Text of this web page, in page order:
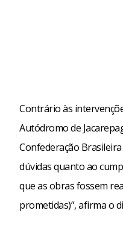
Contrário às
Autódromo de
Confederação
dúvidas quanto ao
que as obras fossem
prometidas)”, afirma o